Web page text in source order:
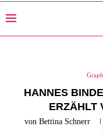
HANNES
ERZÄHLT
von Bettina Schnerr